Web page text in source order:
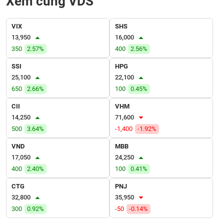
VIX
13,950
350
2.57%
SHS
16,000
400
2.56%
SSI
25,100
650
2.66%
HPG
22,100
100
0.45%
CII
14,250
500
3.64%
VHM
71,600
-1,400
-1.92%
VND
17,050
400
2.40%
MBB
24,250
100
0.41%
CTG
32,800
300
0.92%
PNJ
35,950
-50
-0.14%
VỤ
THÔNG
TIỆN
ÍCH
BẤT
ĐỘNG
SẢN
chứng
khoán
(-)